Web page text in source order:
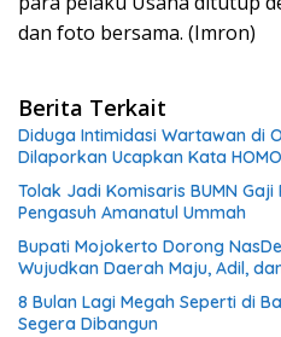
dan foto bersama. (Imron)
Berita Terkait
Diduga Intimidasi Wartawan di
Dilaporkan Ucapkan Kata HOMO
Tolak Jadi Komisaris BUMN
Pengasuh Amanatul Ummah
Bupati Mojokerto Dorong
Wujudkan Daerah Maju, Adil,
8 Bulan Lagi Megah Seperti di
Segera Dibangun